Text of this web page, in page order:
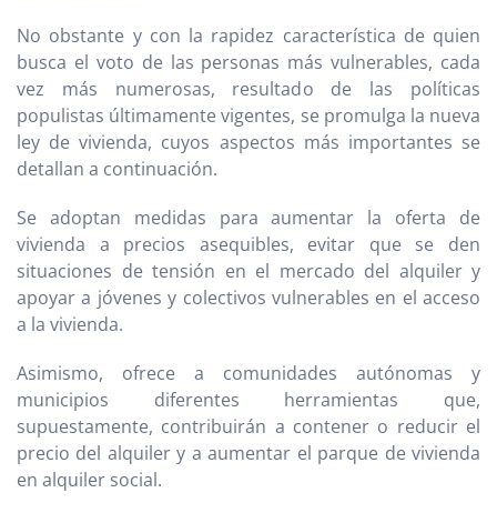
No obstante y con la rapidez característica de quien
busca el voto de las personas más vulnerables, cada
vez más numerosas, resultado de las políticas
populistas últimamente vigentes, se promulga la nueva
ley de vivienda, cuyos aspectos más importantes se
detallan a continuación.
Se adoptan medidas para aumentar la oferta de
vivienda a precios asequibles, evitar que se den
situaciones de tensión en el mercado del alquiler y
apoyar a jóvenes y colectivos vulnerables en el acceso
a la vivienda.
Asimismo, ofrece a comunidades autónomas y
municipios diferentes herramientas que,
supuestamente, contribuirán a contener o reducir el
precio del alquiler y a aumentar el parque de vivienda
en alquiler social.